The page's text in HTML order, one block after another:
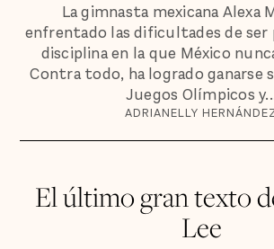
La gimnasta mexicana Alexa
enfrentado las dificultades de ser
disciplina en la que México
Contra todo, ha logrado ganarse
Juegos Olímpicos
ADRIANELLY
El último gran texto
Lee